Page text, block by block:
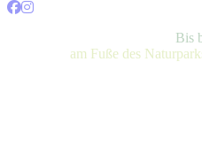
Bis
am Fuße des